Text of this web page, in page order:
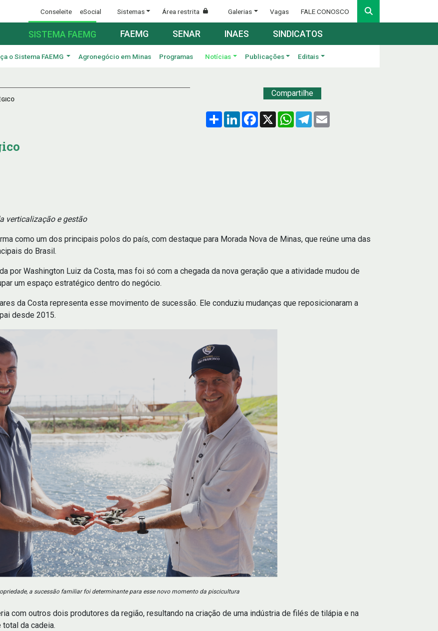
Conseleite eSocial Sistemas Área restrita Galerias Vagas FALE CONOSCO
SISTEMA FAEMG FAEMG SENAR INAES SINDICATOS
o Sistema FAEMG Agronegócio em Minas Programas Notícias Publicações Editais
Compartilhe
Compartilhar
LinkedInFacebook
X WhatsApp
Telegram
verticalização e gestão
como um dos principais polos do país, com destaque para Morada Nova de Minas, que reúne uma das
do Brasil.
por Washington Luiz da Costa, mas foi só com a chegada da nova geração que a atividade mudou de
um espaço estratégico dentro do negócio.
da Costa representa esse movimento de sucessão. Ele conduziu mudanças que reposicionaram a
desde 2015.
a sucessão familiar foi determinante para esse novo momento da piscicultura
com outros dois produtores da região, resultando na criação de uma indústria de filés de tilápia e na
da cadeia.